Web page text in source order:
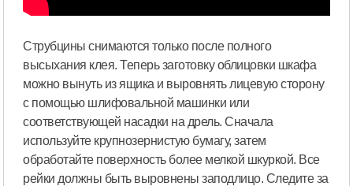
Струбцины снимаются только после полного
высыхания клея. Теперь заготовку облицовки шкафа
можно вынуть из ящика и выровнять лицевую сторону
с помощью шлифовальной машинки или
соответствующей насадки на дрель. Сначала
используйте крупнозернистую бумагу, затем
обработайте поверхность более мелкой шкуркой. Все
рейки должны быть выровнены заподлицо. Следите за